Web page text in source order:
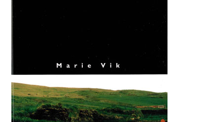
My Account
Om oss
Personvernerklæring